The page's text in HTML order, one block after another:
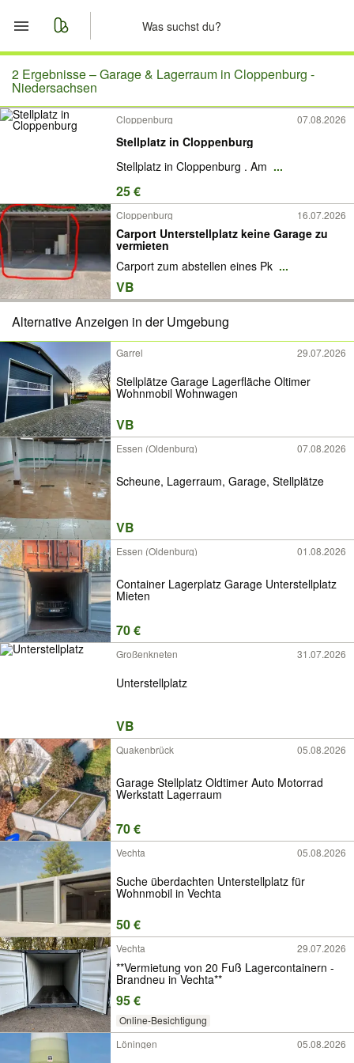
Start
Merkliste
Nachrichten
Anzeige aufgeben
2 Ergebnisse –Garage & Lagerraum in Cloppenburg -
Niedersachsen
Cloppenburg 07.08.2026
Stellplatz in Cloppenburg
Stellplatz in Cloppenburg . Am ...
25 €
Cloppenburg 16.07.2026
Carport Unterstellplatz keine Garage zu
vermieten
Carport zum abstellen eines Pk ...
VB
Alternative Anzeigen in der Umgebung
Garrel 29.07.2026
Stellplätze Garage Lagerfläche Oltimer
Wohnmobil Wohnwagen
VB
Essen (Oldenburg) 07.08.2026
Scheune, Lagerraum, Garage, Stellplätze
VB
Essen (Oldenburg) 01.08.2026
Container Lagerplatz Garage Unterstellplatz
Mieten
70 €
Großenkneten 31.07.2026
Unterstellplatz
VB
Quakenbrück 05.08.2026
Garage Stellplatz Oldtimer Auto Motorrad
Werkstatt Lagerraum
70 €
Vechta 05.08.2026
Suche überdachten Unterstellplatz für
Wohnmobil in Vechta
50 €
Vechta 29.07.2026
**Vermietung von 20 Fuß Lagercontainern -
Brandneu in Vechta**
95 €
Online-Besichtigung
Löningen
05.08.2026